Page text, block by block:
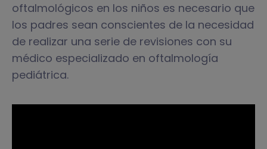
oftalmológicos en los niños es necesario que
los padres sean conscientes de la necesidad
de realizar una serie de revisiones con su
médico especializado en oftalmología
pediátrica.